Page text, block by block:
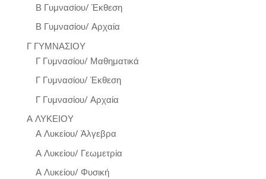
Β Γυμνασίου/ Έκθεση
Β Γυμνασίου/ Αρχαία
Γ ΓΥΜΝΑΣΙΟΥ
Γ Γυμνασίου/ Μαθηματικά
Γ Γυμνασίου/ Έκθεση
Γ Γυμνασίου/ Αρχαία
Α ΛΥΚΕΙΟΥ
Α Λυκείου/ Άλγεβρα
Α Λυκείου/ Γεωμετρία
Α Λυκείου/ Φυσική